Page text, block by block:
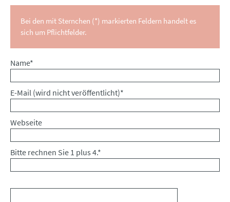
Bei den mit Sternchen (*) markierten Feldern handelt es
sich um Pflichtfelder.
Pflichtfeld
Name*
Pflichtfeld
E-Mail (wird nicht veröffentlicht)*
Webseite
Bitte rechnen Sie 1 plus 4.*